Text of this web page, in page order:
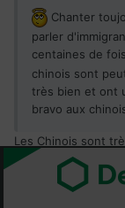
Chanter
parler
centaines de
chinois sont
très bien et ont
bravo aux
Les Chinois sont
retention est parmi
Leur intégration